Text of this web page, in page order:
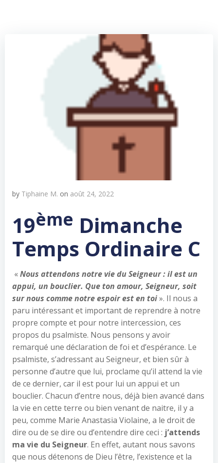
by Tiphaine M. on août 24, 2022
19ème Dimanche
Temps Ordinaire C
«Nous attendons notre vie du Seigneur : il est un
appui, un bouclier. Que ton amour, Seigneur, soit
sur nous comme notre espoir est en toi». Il nous a
paru intéressant et important de reprendre à notre
propre compte et pour notre intercession, ces
propos du psalmiste. Nous pensons y avoir
remarqué une déclaration de foi et d’espérance. Le
psalmiste, s’adressant au Seigneur, et bien sûr à
personne d’autre que lui, proclame qu’il attend la vie
de ce dernier, car il est pour lui un appui et un
bouclier. Chacun d’entre nous, déjà bien avancé dans
la vie en cette terre ou bien venant de naitre, il y a
peu, comme Marie Anastasia Violaine, a le droit de
dire ou de se dire ou d’entendre dire ceci : j’attends
ma vie du Seigneur. En effet, autant nous savons
que nous détenons de Dieu l’être, l’existence et la